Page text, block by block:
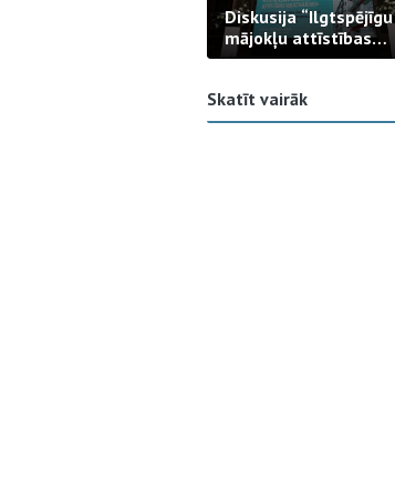
Diskusija “Ilgtspējīgu
mājokļu attīstības
izaicinājums”
Skatīt vairāk